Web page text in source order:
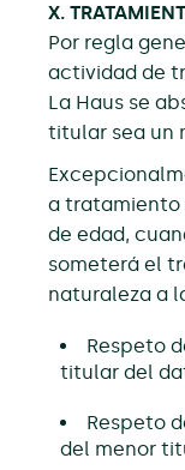
X.
Por regla
actividad de
La Haus se
titular sea un
a tratamiento
de edad,
someterá el
naturaleza a
Respeto
titular del
Respeto
del menor